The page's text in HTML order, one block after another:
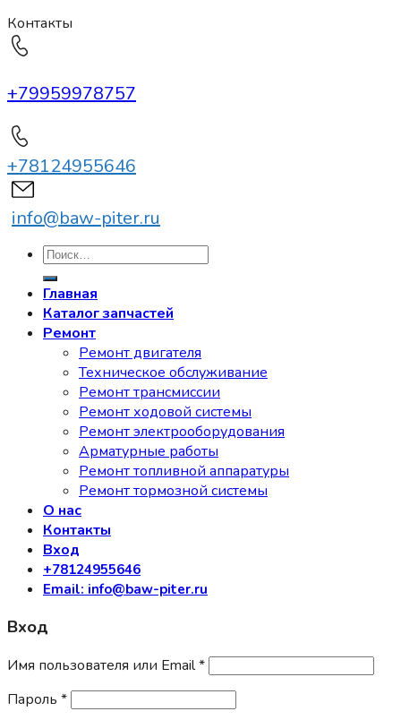
Контакты
+79959978757
+78124955646
info@baw-piter.ru
Искать:
Главная
Каталог запчастей
Ремонт
Ремонт двигателя
Техническое обслуживание
Ремонт трансмиссии
Ремонт ходовой системы
Ремонт электрооборудования
Арматурные работы
Ремонт топливной аппаратуры
Ремонт тормозной системы
О нас
Контакты
Вход
+78124955646
Email: info@baw-piter.ru
Вход
Имя пользователя или Email*
Пароль *